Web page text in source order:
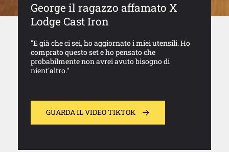
George il ragazzo affamato X
Lodge Cast Iron
"E già che ci sei, ho aggiornato i miei utensili. Ho
comprato questo set e ho pensato che
probabilmente non avrei avuto bisogno di
nient'altro."
GUARDA IL VIDEO TIKTOK